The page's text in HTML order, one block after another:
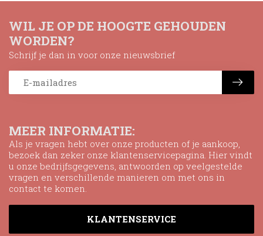
MEER INFORMATIE:
Als je vragen hebt over onze producten of je aankoop,
bezoek dan zeker onze klantenservicepagina. Hier vindt
u onze bedrijfsgegevens, antwoorden op veelgestelde
vragen en verschillende manieren om met ons in
contact te komen.
KLANTENSERVICE
WIL JE OP DE HOOGTE GEHOUDEN
WORDEN?
Schrijf je dan in voor onze nieuwsbrief